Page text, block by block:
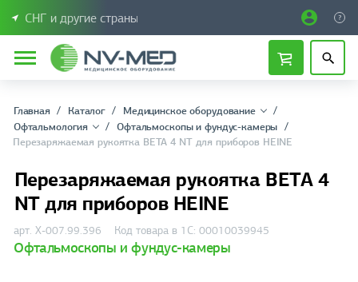
СНГ и другие страны
Главная Каталог
Медицинское оборудование
Офтальмология
Офтальмоскопы и фундус-камеры
Перезаряжаемая рукоятка BETA 4 NT для приборов HEINE
Перезаряжаемая рукоятка BETA 4
NT для приборов HEINE
арт. X-007.99.396 Код товара в 1С: 00010039945
Офтальмоскопы и фундус-камеры